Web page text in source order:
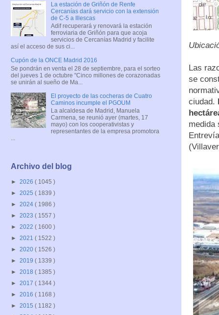
Las
se
ciudad.
medida
La estación de Griñón de Renfe
Cercanías dará servicio con la extensión
de C-5 a Illescas
Adif recuperará y renovará la estación
ferroviaria de Griñón para que acoja
servicios de Cercanías Madrid y facilite
así el acceso de sus ci...
Cupón de la ONCE Madrid 2016
Se pondrán en venta el 28 de septiembre, para el sorteo
del jueves 1 de octubre "Cinco millones de corazonadas
se unirán al sueño de Ma...
El proyecto de las cocheras de Cuatro
Caminos incumple el PGOUM
La alcaldesa de Madrid, Manuela
Carmena, se reunió ayer (martes, 17
mayo) con los cooperativistas y
representantes de la empresa promotora
...
Archivo del blog
► 2026 ( 1045 )
► 2025 ( 1839 )
► 2024 ( 1986 )
► 2023 ( 1557 )
► 2022 ( 1600 )
► 2021 ( 1522 )
► 2020 ( 1526 )
► 2019 ( 1339 )
► 2018 ( 1385 )
► 2017 ( 1344 )
► 2016 ( 1168 )
► 2015 ( 1182 )